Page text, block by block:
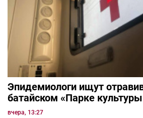
Эпидемиологи ищут
батайском «Парке
вчера, 13:27